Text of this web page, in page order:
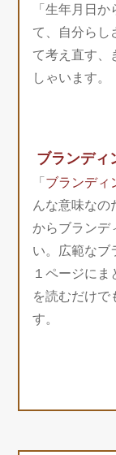
「生年月日
て、自分らし
て考え直す、
しゃいます。
ブランディ
「ブランディ
んな意味なの
からブランデ
い。広範なブ
１ページに
を読むだけで
す。